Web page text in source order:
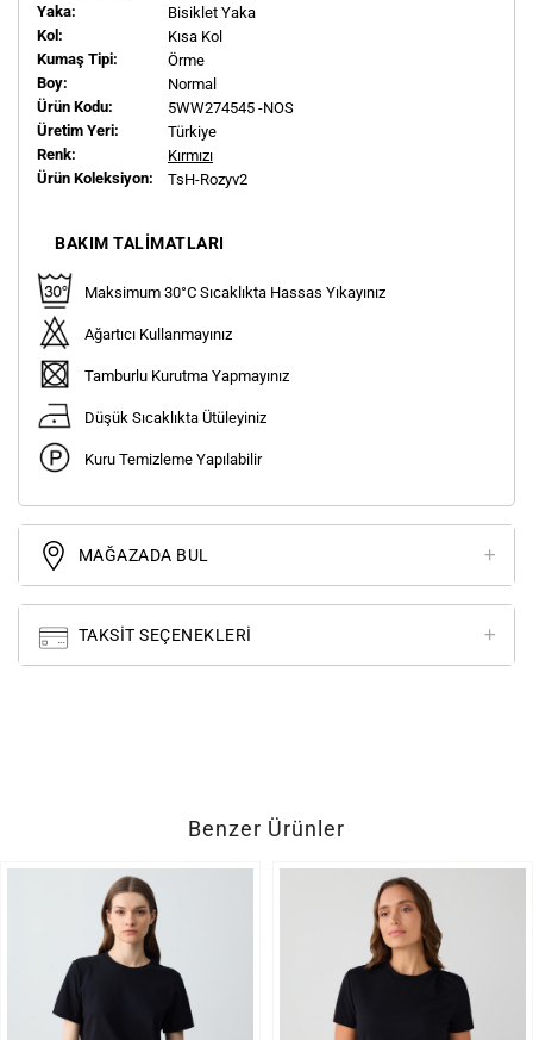
Yaka:
Bisiklet Yaka
Kol:
Kısa Kol
Kumaş Tipi:
Örme
Boy:
Normal
Ürün Kodu:
5WW274545 -NOS
Üretim Yeri:
Türkiye
Renk:
Kırmızı
Ürün Koleksiyon:
TsH-Rozyv2
BAKIM TALIMATLARI
Maksimum 30°C Sıcaklıkta Hassas Yıkayınız
Ağartıcı Kullanmayınız
Tamburlu Kurutma Yapmayınız
Düşük Sıcaklıkta Ütüleyiniz
Kuru Temizleme Yapılabilir
MAĞAZADA BUL
TAKSIT SEÇENEKLERI
Benzer Ürünler